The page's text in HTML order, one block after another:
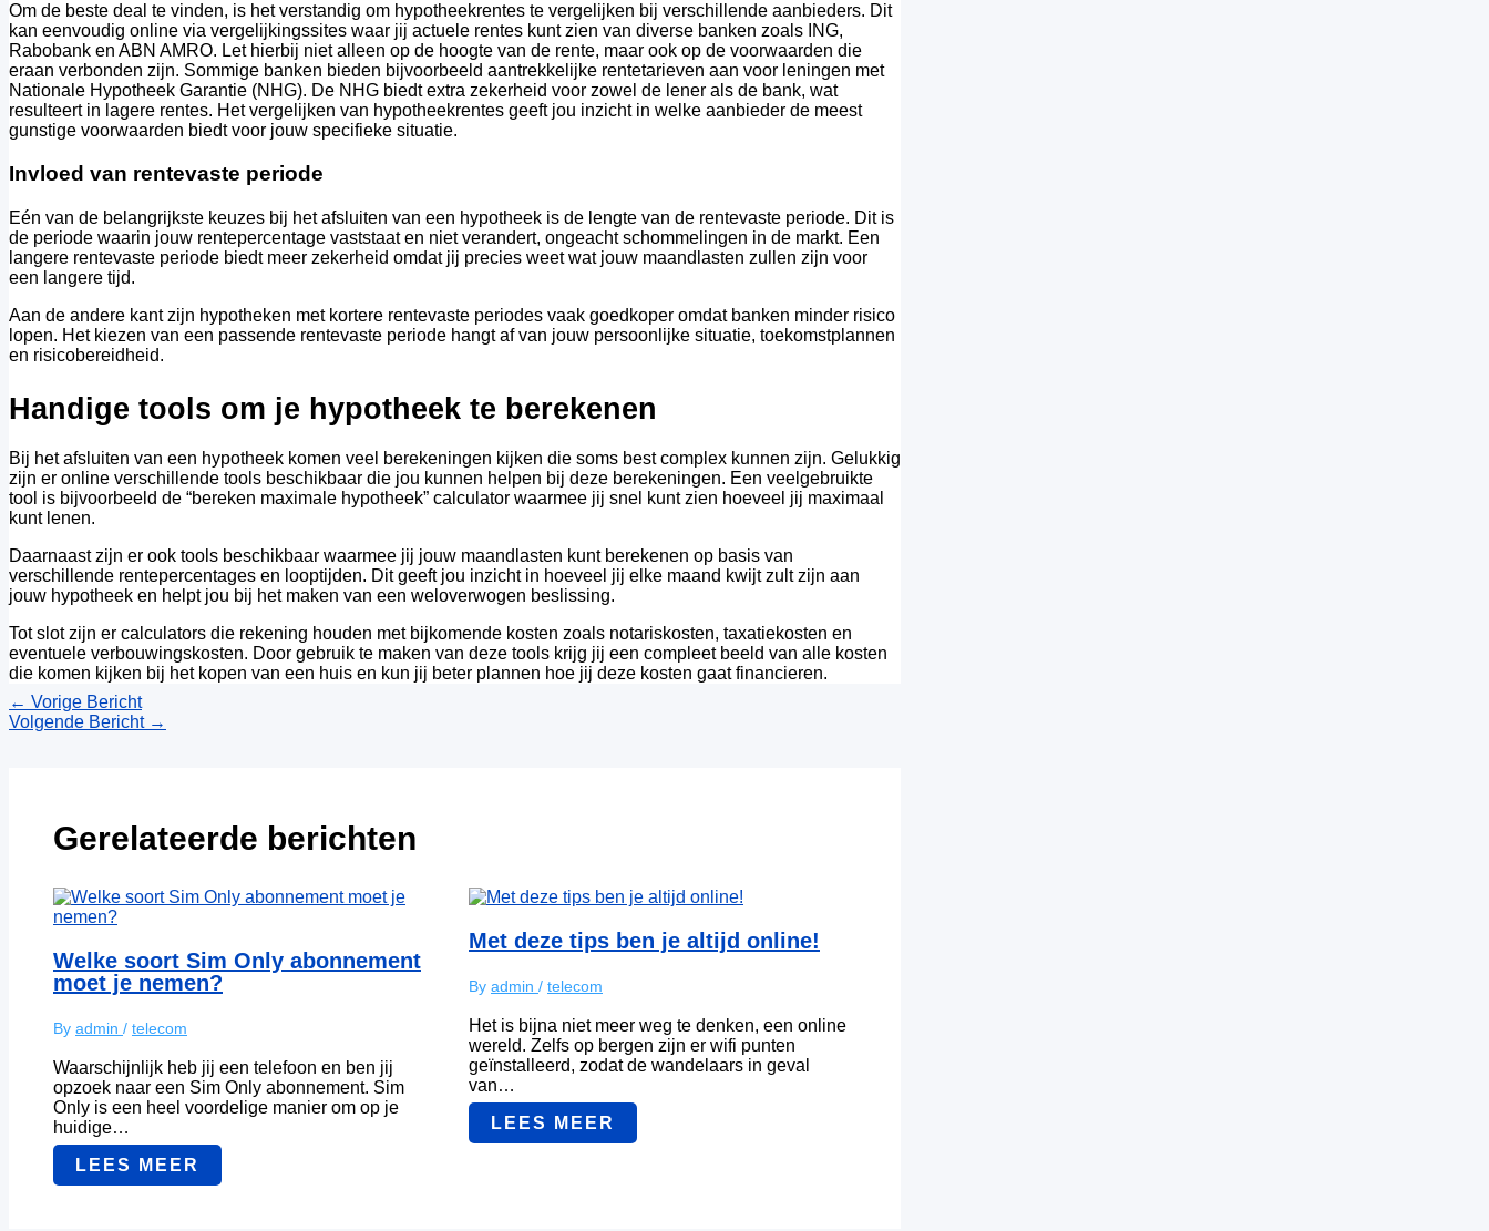
Om de beste deal te vinden, is het verstandig om hypotheekrentes te vergelijken bij verschillende aanbieders. Dit
kan eenvoudig online via vergelijkingssites waar jij actuele rentes kunt zien van diverse banken zoals ING,
Rabobank en ABN AMRO. Let hierbij niet alleen op de hoogte van de rente, maar ook op de voorwaarden die
eraan verbonden zijn. Sommige banken bieden bijvoorbeeld aantrekkelijke rentetarieven aan voor leningen met
Nationale Hypotheek Garantie (NHG). De NHG biedt extra zekerheid voor zowel de lener als de bank, wat
resulteert in lagere rentes. Het vergelijken van hypotheekrentes geeft jou inzicht in welke aanbieder de meest
gunstige voorwaarden biedt voor jouw specifieke situatie.
Invloed van rentevaste periode
Eén van de belangrijkste keuzes bij het afsluiten van een hypotheek is de lengte van de rentevaste periode. Dit is
de periode waarin jouw rentepercentage vaststaat en niet verandert, ongeacht schommelingen in de markt. Een
langere rentevaste periode biedt meer zekerheid omdat jij precies weet wat jouw maandlasten zullen zijn voor
een langere tijd.
Aan de andere kant zijn hypotheken met kortere rentevaste periodes vaak goedkoper omdat banken minder risico
lopen. Het kiezen van een passende rentevaste periode hangt af van jouw persoonlijke situatie, toekomstplannen
en risicobereidheid.
Handige tools om je hypotheek te berekenen
Bij het afsluiten van een hypotheek komen veel berekeningen kijken die soms best complex kunnen zijn. Gelukkig
zijn er online verschillende tools beschikbaar die jou kunnen helpen bij deze berekeningen. Een veelgebruikte
tool is bijvoorbeeld de “bereken maximale hypotheek” calculator waarmee jij snel kunt zien hoeveel jij maximaal
kunt lenen.
Daarnaast zijn er ook tools beschikbaar waarmee jij jouw maandlasten kunt berekenen op basis van
verschillende rentepercentages en looptijden. Dit geeft jou inzicht in hoeveel jij elke maand kwijt zult zijn aan
jouw hypotheek en helpt jou bij het maken van een weloverwogen beslissing.
Tot slot zijn er calculators die rekening houden met bijkomende kosten zoals notariskosten, taxatiekosten en
eventuele verbouwingskosten. Door gebruik te maken van deze tools krijg jij een compleet beeld van alle kosten
die komen kijken bij het kopen van een huis en kun jij beter plannen hoe jij deze kosten gaat financieren.
← Vorige Bericht
Volgende Bericht →
Gerelateerde berichten
Welke soort Sim Only abonnement
moet je nemen?
By admin / telecom
Waarschijnlijk heb jij een telefoon en ben jij
opzoek naar een Sim Only abonnement. Sim
Only is een heel voordelige manier om op je
huidige…
LEES MEER
Met deze tips ben je altijd online!
By admin / telecom
Het is bijna niet meer weg te denken, een online
wereld. Zelfs op bergen zijn er wifi punten
geïnstalleerd, zodat de wandelaars in geval
van…
LEES MEER